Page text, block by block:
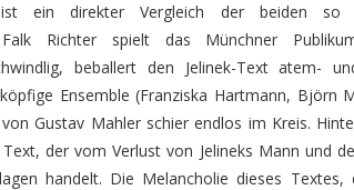
ist ein direkter Vergleich der beiden so
Falk Richter spielt das Münchner
beballert den Jelinek-Text atem-
Ensemble (Franziska Hartmann, Björn
Gustav Mahler schier endlos im Kreis.
der vom Verlust von Jelineks Mann und
handelt. Die Melancholie dieses